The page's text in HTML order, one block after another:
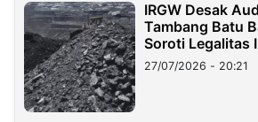
IRGW Desak
Tambang Batu
Soroti Legalitas
Stockpile
27/07/2026 - 20:21